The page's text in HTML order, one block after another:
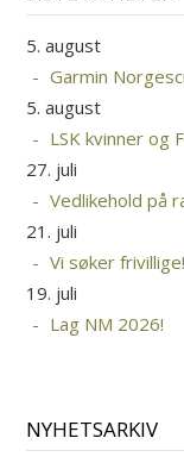
5. august
Garmin
5. august
LSK kvinner og
27. juli
Vedlikehold på
21. juli
Vi søker frivillige!
19. juli
Lag NM 2026!
NYHETSARKIV